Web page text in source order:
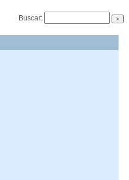
Buscar: